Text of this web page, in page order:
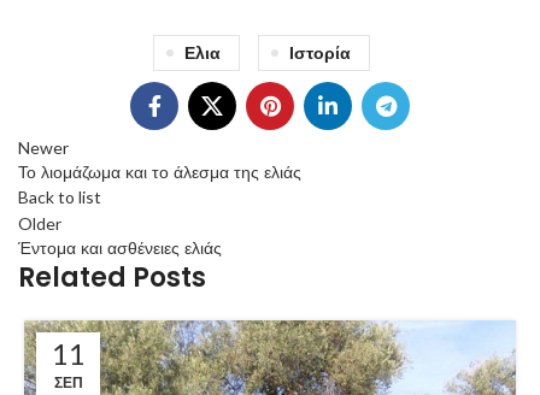
Ελια Ιστορία
Newer
Το λιομάζωμα και το άλεσμα της ελιάς
Back to list
Older
Έντομα και ασθένειες ελιάς
Related Posts
11
ΣΕΠ